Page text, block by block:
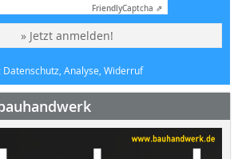
FriendlyCaptcha ⇗
» Jetzt anmelden!
Datenschutz, Analyse, Widerruf